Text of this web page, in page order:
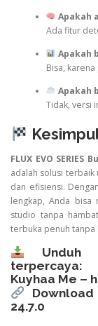
Apakah
Ada fitur
Apakah
Bisa,
Apakah
Tidak, versi
FLUX EVO
adalah solusi
dan efisiensi.
lengkap, Anda bisa
studio tanpa
terbuka penuh tanpa
Unduh
terpercaya:
Kuyhaa Me –
24.7.0